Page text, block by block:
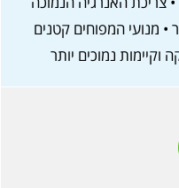
• מנועי המפוחים קטנים
וקיימות נמוכים יותר